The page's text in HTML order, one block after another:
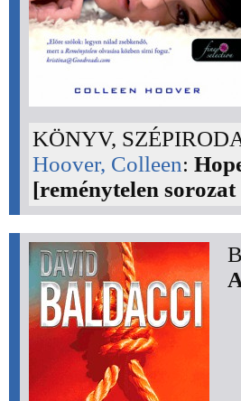
KÖNYV,
Hoover, Colleen:
[reménytelen sorozat